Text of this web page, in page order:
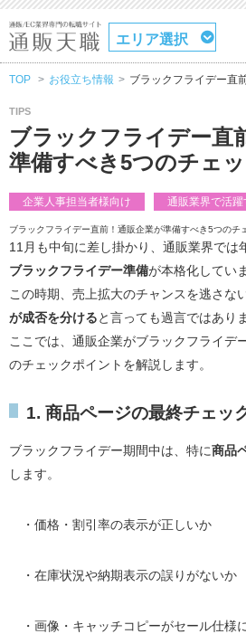
エリア選択
TOP お役立ち情報 ブラックフライデー直
TIPS
ブラックフライデー直
準備すべき5つのチェ
企業人事担当者様向け 通販業界で活躍
ブラックフライデー直前！通販企業が準備すべき5つのチ
11月も中旬に差し掛かり、通販業界では
ブラックフライデー準備が本格化してい
この時期、売上拡大のチャンスを逃さな
が成否を分けると言っても過言ではあり
ここでは、通販企業がブラックフライデ
のチェックポイントを解説します。
1. 商品ページの最終チェッ
ブラックフライデー期間中は、特に商品
します。
・価格・割引率の表示が正しいか
・在庫状況や納期表示の誤りがないか
・画像・キャッチコピーがセール仕様